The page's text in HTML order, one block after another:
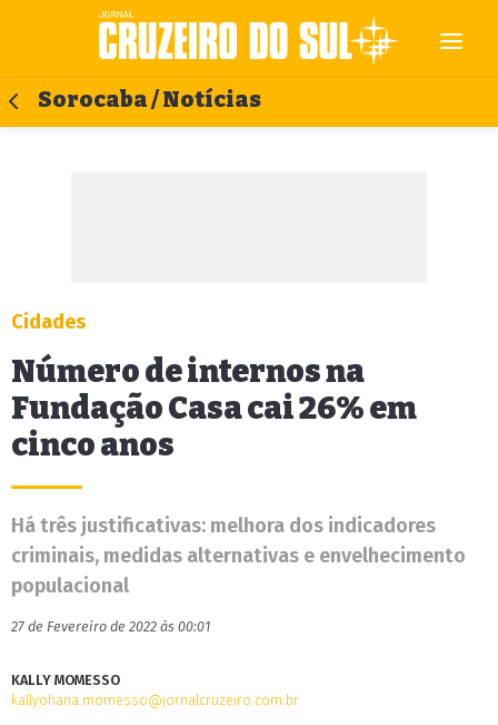
Sorocaba / Notícias
Cidades
Número de internos na
Fundação Casa cai 26% em
cinco anos
Há três justificativas: melhora dos indicadores
criminais, medidas alternativas e envelhecimento
populacional
27 de Fevereiro de 2022 às 00:01
KALLY MOMESSO
kallyohana.momesso@jornalcruzeiro.com.br